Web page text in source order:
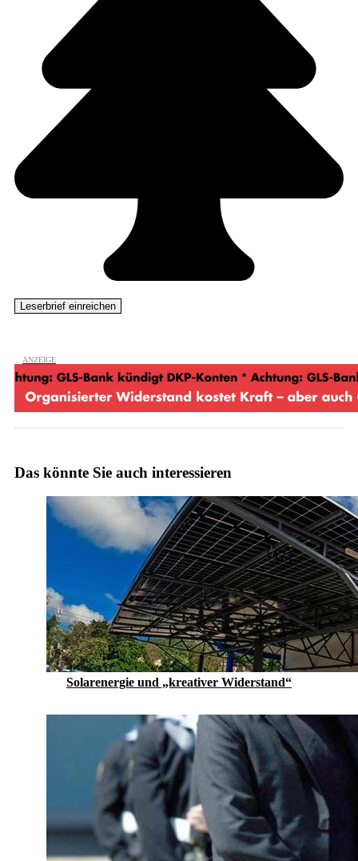
Das könnte Sie auch interessieren
Solarenergie und „kreativer Widerstand“